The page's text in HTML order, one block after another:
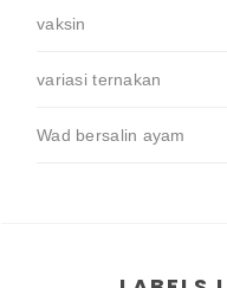
vaksin
variasi ternakan
Wad bersalin ayam